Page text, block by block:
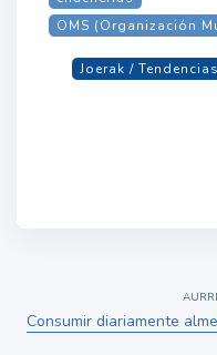
OMS (Organización
Joerak / Tendencias
Consumir diariamente